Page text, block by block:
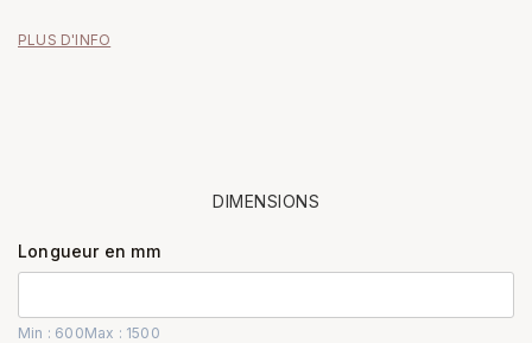
PLUS D'INFO
DIMENSIONS
Longueur en mm
Min : 600Max : 1500